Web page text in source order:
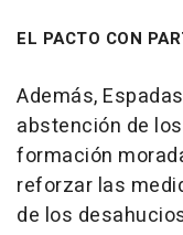
EL PACTO CON
Además,
abstención de
formación
reforzar las
de los